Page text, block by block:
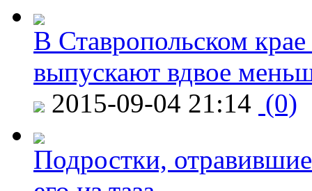
В Ставропольском
выпускают вдвое
2015-09-04 21:14 (0)
Подростки,